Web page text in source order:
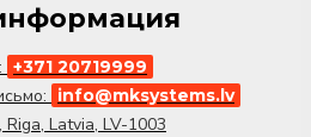
+371 20719999
info@mksystems.lv
Latvia, LV-1003